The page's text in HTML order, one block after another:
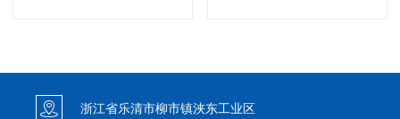
浙江省乐清市柳市镇浃东工业区